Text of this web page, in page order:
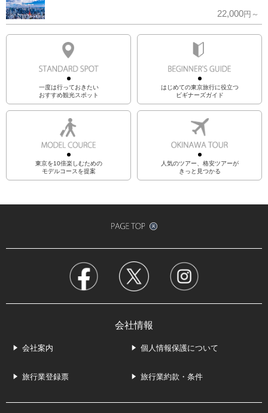
22,000円～
一度は行っておきたい
おすすめ観光スポット
はじめての東京旅行に役立つ
ビギナーズガイド
東京を10倍楽しむための
モデルコースを提案
人気のツアー、格安ツアーが
きっと見つかる
会社情報
会社案内 個人情報保護について
旅行業登録票 旅行業約款・条件